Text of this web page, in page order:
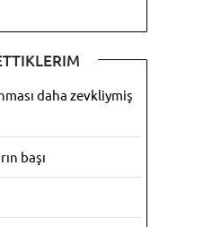
daha zevkliymiş
başı